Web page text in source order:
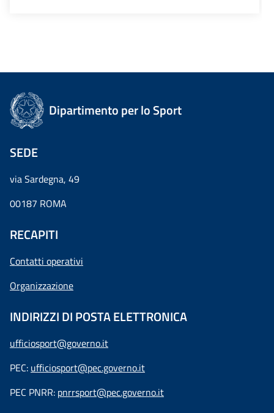
Dipartimento per lo Sport
SEDE
via Sardegna, 49
00187 ROMA
RECAPITI
Contatti operativi
Organizzazione
INDIRIZZI DI POSTA ELETTRONICA
ufficiosport@governo.it
PEC: ufficiosport@pec.governo.it
PEC PNRR: pnrrsport@pec.governo.it